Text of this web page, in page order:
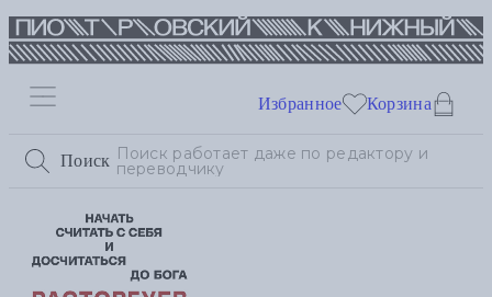
Поиск
Избранное Корзина